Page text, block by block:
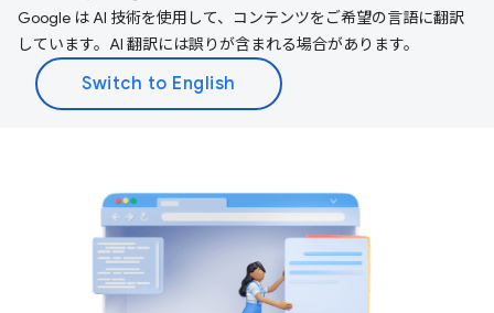
Google は AI 技術を使用して、コンテンツをご希望の言語に翻訳
しています。AI 翻訳には誤りが含まれる場合があります。